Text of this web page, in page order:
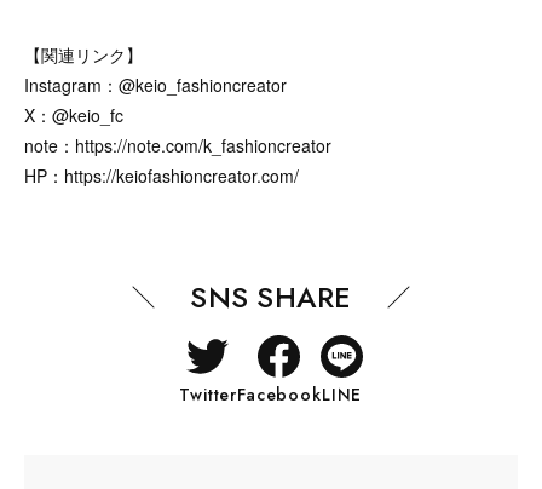
【関連リンク】
Instagram：@keio_fashioncreator
X：@keio_fc
note：https://note.com/k_fashioncreator
HP：https://keiofashioncreator.com/
SNS SHARE
TwitterFacebookLINE